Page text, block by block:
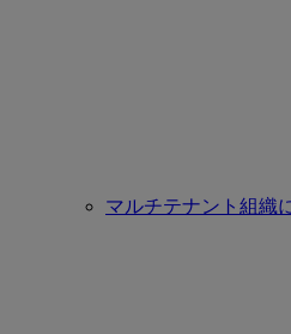
マルチテナント組織